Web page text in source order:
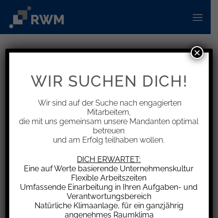
Inhalt
springen
Anforderungen an die
Abrechnung von Arbeiten im
Stundenlohn
Verpflichtet sich der Besteller, die
Vertragsleistungen des Unternehmers nach
Aufwand mit verabredeten Stundensätzen zu
vergüten, so ergibt sich die Vergütung aus dem
Produkt des jeweiligen Stundensatzes und der
WIR SUCHEN DICH!
Wir sind auf der Suche nach engagierten
Mitarbeitern,
die mit uns gemeinsam unsere Mandanten optimal
betreuen
und am Erfolg teilhaben wollen.
DICH ERWARTET:
Eine auf Werte basierende Unternehmenskultur
Flexible Arbeitszeiten
Umfassende Einarbeitung in Ihren Aufgaben- und
Verantwortungsbereich
Natürliche Klimaanlage, für ein ganzjährig
angenehmes Raumklima
×